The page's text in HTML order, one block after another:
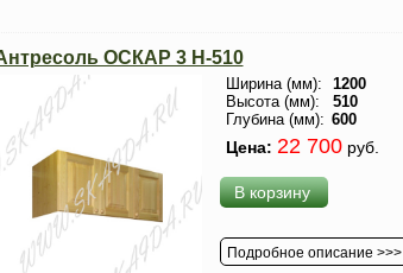
ОСКАР 3 H-510
Ширина (мм):
1200
Высота (мм):
510
Глубина (мм): 600
Цена: 22 700руб.
В корзину
Подробное описание >>>